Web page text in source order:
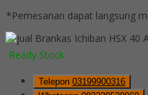
*Pemesanan dapat langsung
Ready Stock
Telepon 03199900316